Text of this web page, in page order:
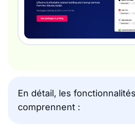
En détail, les
comprennent :